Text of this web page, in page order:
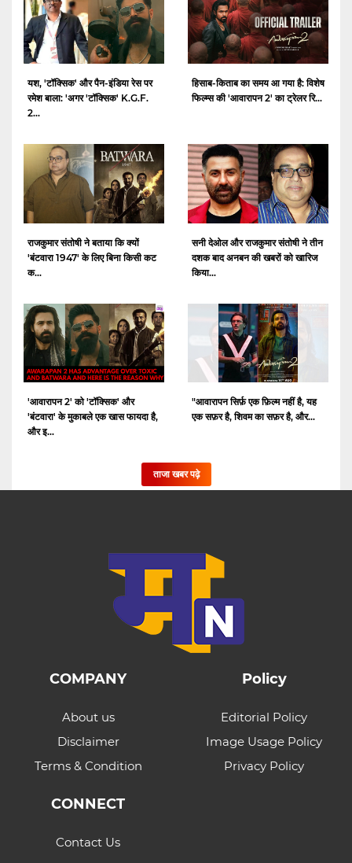
यश, 'टॉक्सिक' और पैन-इंडिया रेस पर
रमेश बाला: 'अगर 'टॉक्सिक' K.G.F.
2...
हिसाब-किताब का समय आ गया है: विशेष
फिल्म्स की 'आवारापन 2' का ट्रेलर रि...
राजकुमार संतोषी ने बताया कि क्यों
'बंटवारा 1947' के लिए बिना किसी कट
क...
सनी देओल और राजकुमार संतोषी ने तीन
दशक बाद अनबन की खबरों को खारिज
किया...
'आवारापन 2' को 'टॉक्सिक' और
'बंटवारा' के मुकाबले एक खास फायदा है,
और इ...
"आवारापन सिर्फ़ एक फ़िल्म नहीं है, यह
एक सफ़र है, शिवम का सफ़र है, और...
ताजा खबर पढ़े
COMPANY
About us
Disclaimer
Terms & Condition
Policy
Editorial Policy
Image Usage Policy
Privacy Policy
CONNECT
Contact Us